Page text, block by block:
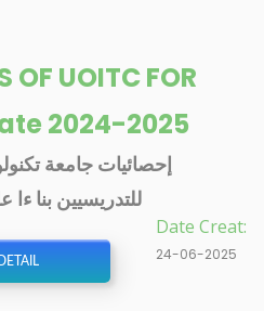
OF UOITC FOR
2024-2025
إحصائيات جامعة
للتدريسيين بنا ءا على
Date Creat:
24-06-2025
DETAIL